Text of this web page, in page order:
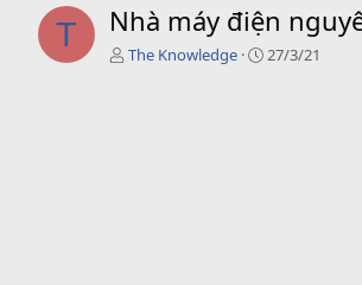
T Nhà máy điện
T
The Knowledge
C
27/3/21